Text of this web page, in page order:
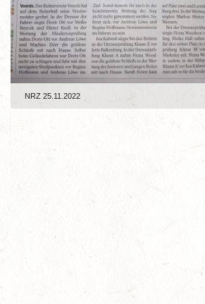
NRZ 25.11.2022